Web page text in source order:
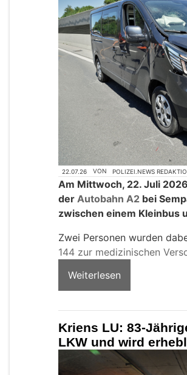
22.07.26 VON POLIZEI.NEWS
Am Mittwoch, 22. Juli
der Autobahn A2 bei
zwischen einem Kleinbus
Zwei Personen wurden
144 zur medizinischen
Weiterlesen
Kriens LU: 83-
LKW und wird